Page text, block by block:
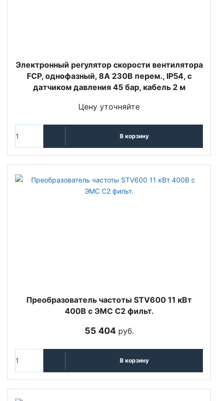
Электронный регулятор скорости вентилятора
FCP, однофазный, 8А 230В перем., IP54, с
датчиком давления 45 бар, кабель 2 м
Цену уточняйте
В корзину
Преобразователь частоты STV600 11 кВт
400В с ЭМС C2 фильт.
55 404руб.
В корзину